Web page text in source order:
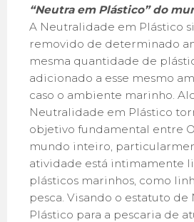
“Neutra em Plástico” do
A Neutralidade em Plástico
removido de determinado
mesma quantidade de
adicionado a esse mesmo
caso o ambiente marinho.
Neutralidade em Plástico
objetivo fundamental entre
mundo inteiro,
atividade está intimamente
plásticos marinhos, como
pesca. Visando o estatuto
Plástico para a pescaria de